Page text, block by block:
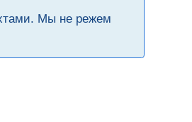
Мы не режем